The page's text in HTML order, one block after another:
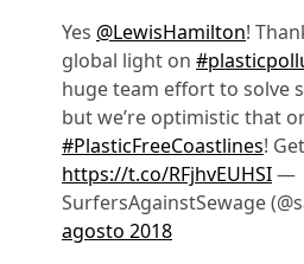
Yes @LewisHamilton!
global light on
huge team effort to solve
but we’re optimistic that
#PlasticFreeCoastlines!
https://t.co/RFjhvEUHSI—
SurfersAgainstSewage
agosto 2018